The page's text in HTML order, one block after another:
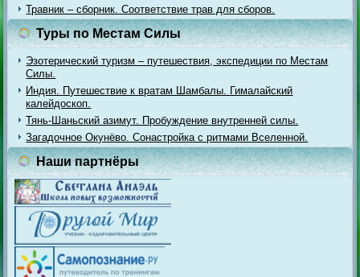
Травник – сборник. Соответствие трав для сборов.
Туры по Местам Силы
Эзотерический туризм – путешествия, экспедиции по Местам
Силы.
Индия. Путешествие к вратам Шамбалы. Гималайский
калейдоскоп.
Тянь-Шаньский азимут. Пробуждение внутренней силы.
Загадочное Окунёво. Сонастройка с ритмами Вселенной.
Наши партнёры